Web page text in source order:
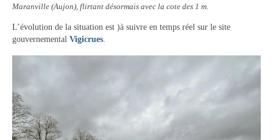
Contact
Contacter votre mairie
Maranville (Aujon), flirtant désormais avec la cote des 1 m.
L’évolution de la situation est )à suivre en temps réel sur le site
gouvernemental Vigicrues.